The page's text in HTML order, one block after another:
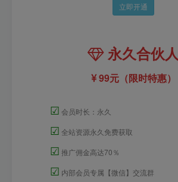
立即开通
永久合伙人
99元（限时特惠）
☑ 会员时长：永久
☑ 全站资源永久免费获取
☑ 推广佣金高达70％
☑ 内部会员专属【微信】交流群